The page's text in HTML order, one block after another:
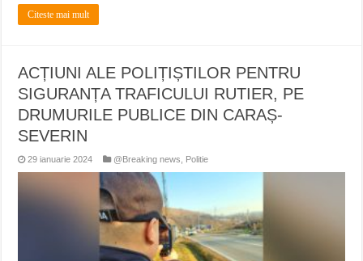
Citeste mai mult
ACȚIUNI ALE POLIȚIȘTILOR PENTRU
SIGURANȚA TRAFICULUI RUTIER, PE
DRUMURILE PUBLICE DIN CARAȘ-
SEVERIN
29 ianuarie 2024 @Breaking news Politie